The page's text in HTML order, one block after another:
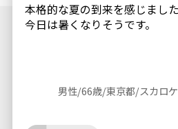
本格的な夏の到来を感じました
今日は暑くなりそうです。
男性/66歳/東京都/スカロ